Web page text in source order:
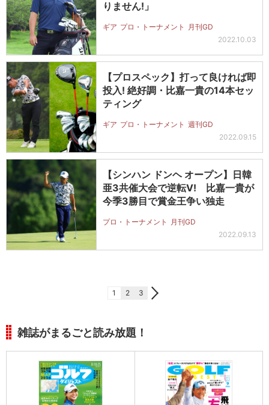
りません!」
ギア プロ・トーナメント
月刊GD
2022.10.03
【プロスペック】打って良ければ即
投入! 絶好調・比嘉一貴の14本セッ
ティング
ギア プロ・トーナメント 週刊GD
2022.09.15
【シンハン ドンヘ オープン】日韓
亜3共催大会で逆転V! 比嘉一貴が
今季3勝目で賞金王争い独走
プロ・トーナメント
月刊GD
2022.09.13
1 2 3
雑誌がまるごと読み放題！